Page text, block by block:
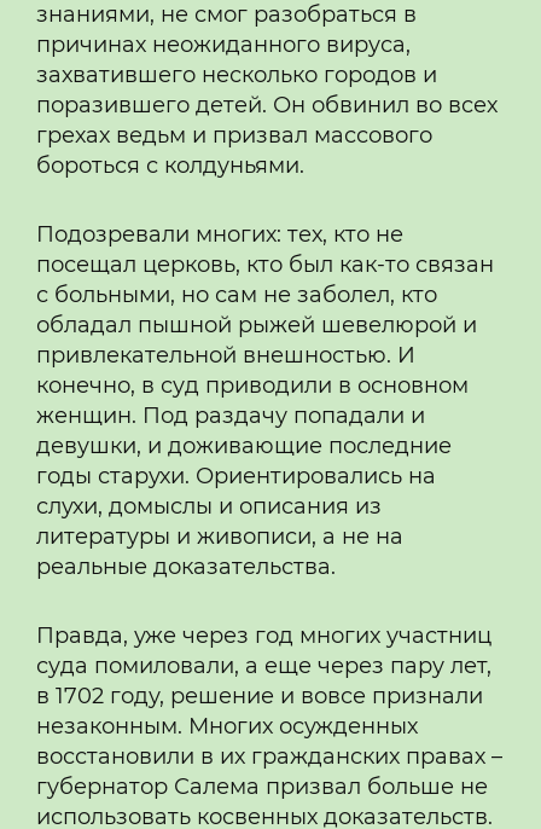
знаниями, не смог разобраться в
причинах неожиданного вируса,
захватившего несколько городов и
поразившего детей. Он обвинил во всех
грехах ведьм и призвал массового
бороться с колдуньями.
Подозревали многих: тех, кто не
посещал церковь, кто был как-то связан
с больными, но сам не заболел, кто
обладал пышной рыжей шевелюрой и
привлекательной внешностью. И
конечно, в суд приводили в основном
женщин. Под раздачу попадали и
девушки, и доживающие последние
годы старухи. Ориентировались на
слухи, домыслы и описания из
литературы и живописи, а не на
реальные доказательства.
Правда, уже через год многих участниц
суда помиловали, а еще через пару лет,
в 1702 году, решение и вовсе признали
незаконным. Многих осужденных
восстановили в их гражданских правах –
губернатор Салема призвал больше не
использовать косвенных доказательств.